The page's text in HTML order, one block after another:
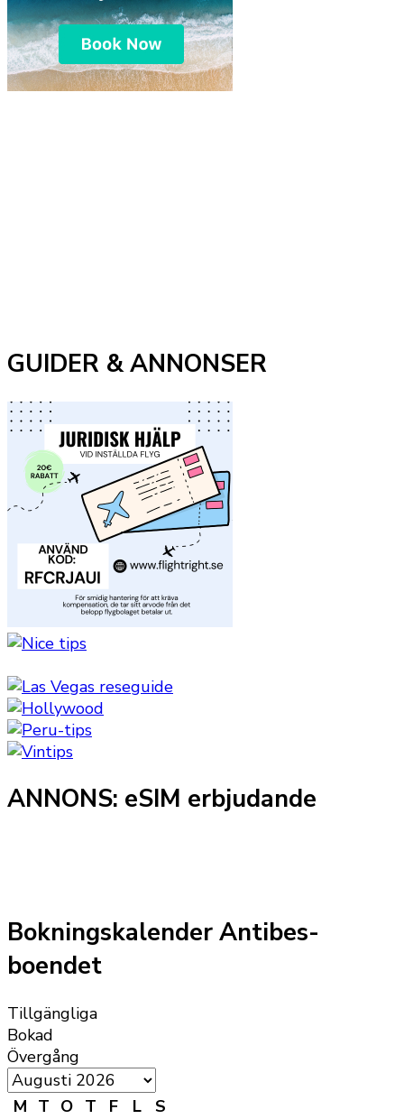
GUIDER & ANNONSER
ANNONS: eSIM erbjudande
Bokningskalender Antibes-
boendet
Tillgängliga
Bokad
Övergång
M T O T F L
S